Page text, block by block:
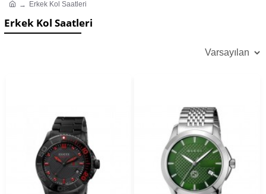
Erkek Kol Saatleri
Erkek Kol Saatleri